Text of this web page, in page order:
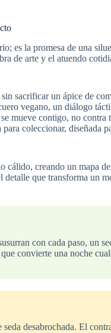
es la promesa de una
de arte y el atuendo
sacrificar un ápice de
vegano, un diálogo
mueve contigo, no contra
coleccionar, diseñada
creando un mapa
que transforma un
con cada paso, un
convierte una noche
desabrochada. El